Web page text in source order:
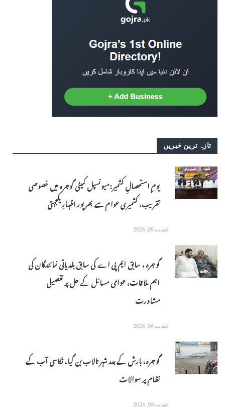
تازہ ترین خبریں
یومِ استحصالِ کشمیر: میونسپل کمیٹی گوجرہ میں خصوصی
تقریب، کشمیری عوام سے بھرپور اظہارِ یکجہتی
غشت 05, 2026
گوجرہ ، سابق ایم پی اے کی سابق بلدیاتی نمائندگان کی
اہم ملاقات، عوامی مسائل کے حل پر تفصیلی
مشاورت
غشت 04, 2026
گوجرہ، بارش کے بعد شہر تالاب بن گیا، نکاسی آب کے
نظام پر سوالات
غشت 03, 2026